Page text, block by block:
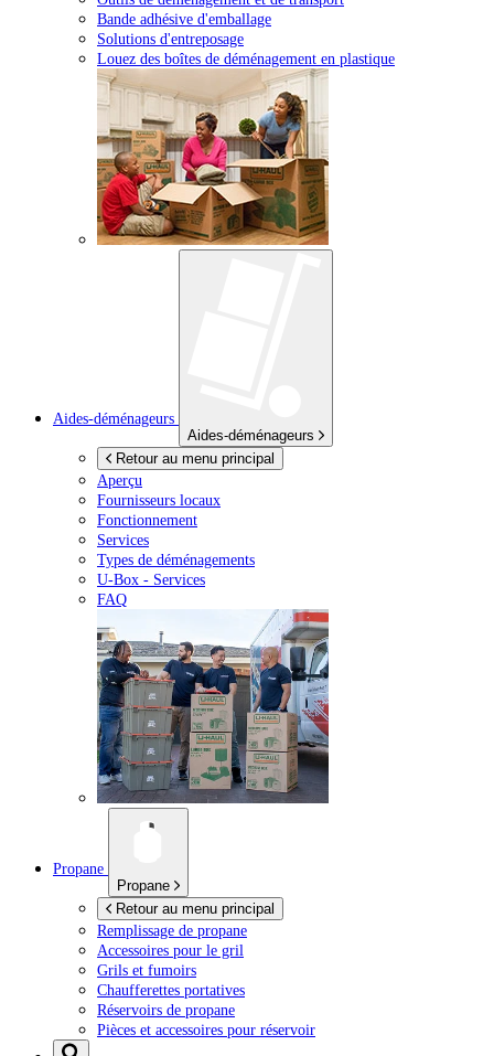
Bande adhésive d'emballage
Solutions d'entreposage
Louez des boîtes de déménagement en plastique
Aides-déménageurs
Aides-déménageurs
Retour au menu principal
Aperçu
Fournisseurs locaux
Fonctionnement
Services
Types de déménagements
U-Box - Services
FAQ
Propane
Propane
Retour au menu principal
Remplissage de propane
Accessoires pour le gril
Grils et fumoirs
Chaufferettes portatives
Réservoirs de propane
Pièces et accessoires pour réservoir